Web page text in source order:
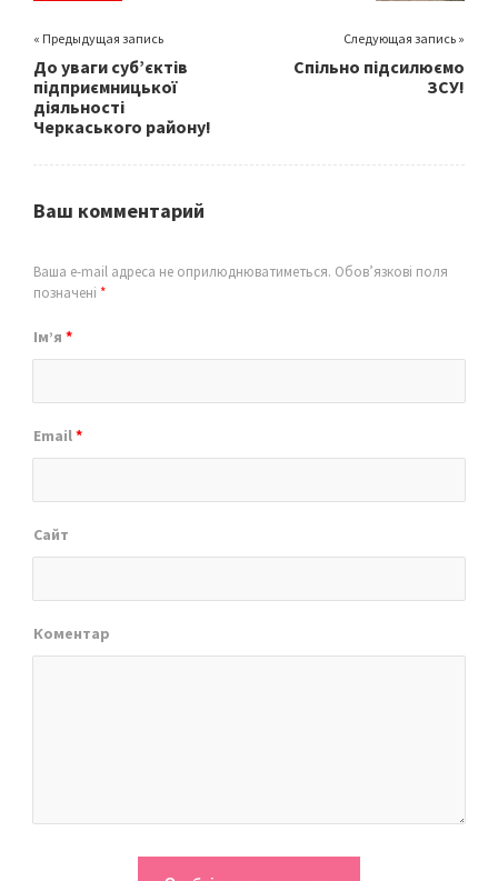
« Предыдущая запись
До уваги суб’єктів
підприємницької
діяльності
Черкаського району!
Следующая запись »
Спільно підсилюємо
ЗСУ!
Ваш комментарий
Ваша e-mail адреса не оприлюднюватиметься. Обов’язкові поля
позначені *
Ім’я *
Email*
Сайт
Коментар